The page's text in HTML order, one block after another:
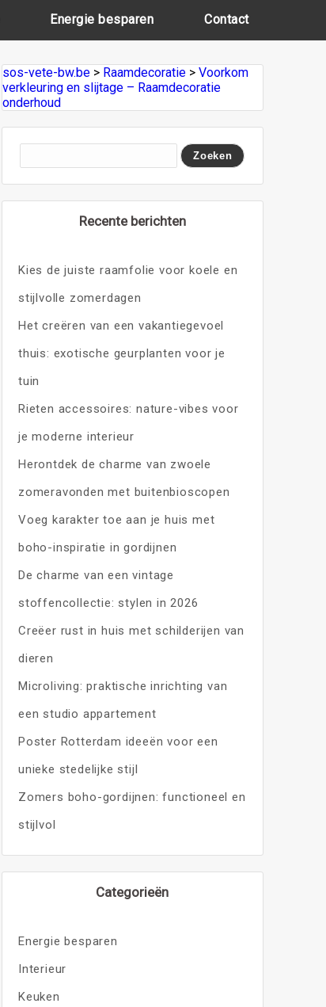
Energie besparen Contact
sos-vete-bw.be> Raamdecoratie> Voorkom
verkleuring en slijtage – Raamdecoratie
onderhoud
Recente berichten
Kies de juiste raamfolie voor koele en
stijlvolle zomerdagen
Het creëren van een vakantiegevoel
thuis: exotische geurplanten voor je
tuin
Rieten accessoires: nature-vibes voor
je moderne interieur
Herontdek de charme van zwoele
zomeravonden met buitenbioscopen
Voeg karakter toe aan je huis met
boho-inspiratie in gordijnen
De charme van een vintage
stoffencollectie: stylen in 2026
Creëer rust in huis met schilderijen van
dieren
Microliving: praktische inrichting van
een studio appartement
Poster Rotterdam ideeën voor een
unieke stedelijke stijl
Zomers boho-gordijnen: functioneel en
stijlvol
Categorieën
Energie besparen
Interieur
Keuken